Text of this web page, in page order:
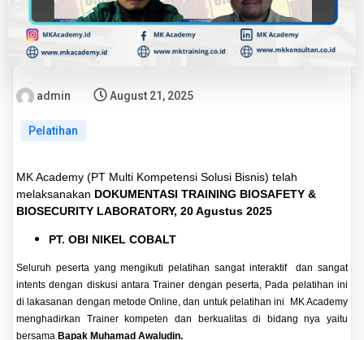
admin August 21, 2025
Pelatihan
MK Academy (PT Multi Kompetensi Solusi Bisnis) telah
melaksanakan DOKUMENTASI TRAINING BIOSAFETY &
BIOSECURITY LABORATORY, 20 Agustus 2025
PT. OBI NIKEL COBALT
Seluruh peserta yang mengikuti pelatihan sangat interaktif dan sangat
intents dengan diskusi antara Trainer dengan peserta, Pada pelatihan ini
di lakasanan dengan metode Online, dan untuk pelatihan ini MK Academy
menghadirkan Trainer kompeten dan berkualitas di bidang nya yaitu
bersama Bapak Muhamad Awaludin.